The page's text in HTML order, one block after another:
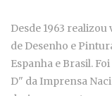
Desde 1963
de Desenho e
Espanha e Brasil.
D" da Imprensa